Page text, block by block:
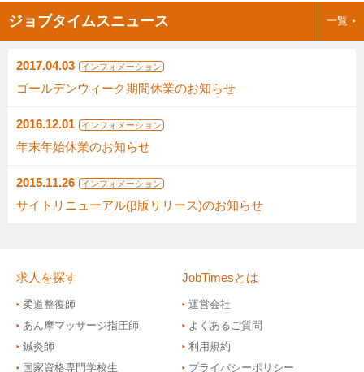
一覧
ジョブタイムスニュース
2017.04.03 インフォメーション
ゴールデンウィーク期間休業のお知らせ
2016.12.01 インフォメーション
年末年始休業のお知らせ
2015.11.26 インフォメーション
サイトリニューアル(β版リリース)のお知らせ
求人を探す
柔道整復師
あん摩マッサージ指圧師
鍼灸師
国家資格専門学校生
JobTimesとは
運営会社
よくあるご質問
利用規約
プライバシーポリシー